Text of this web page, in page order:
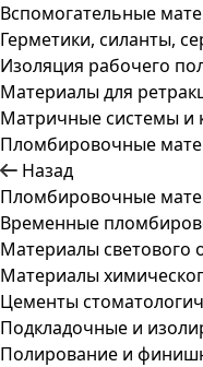
Вспомогательные
Герметики, силанты,
Изоляция рабочего
Материалы для
Матричные системы и
Пломбировочные
Назад
Пломбировочные
Временные
Материалы светового
Материалы
Цементы
Подкладочные и
Полирование и